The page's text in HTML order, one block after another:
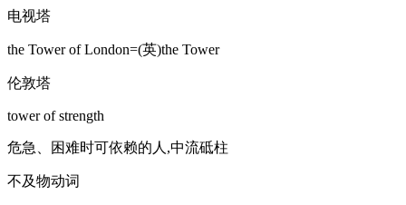
电视塔
the Tower of London=(英)the Tower
伦敦塔
tower of strength
危急、困难时可依赖的人,中流砥柱
不及物动词